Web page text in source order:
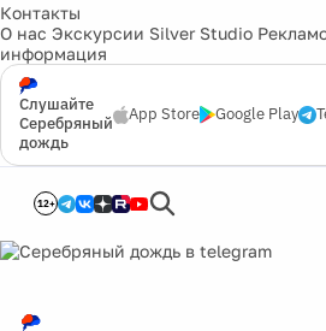
Контакты
О нас Экскурсии Silver Studio
информация
Слушайте
Серебряный
дождь
App Store Google Play
12+